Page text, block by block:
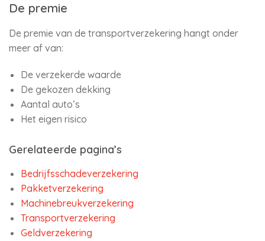
De premie
De premie van de transportverzekering hangt onder
meer af van:
De verzekerde waarde
De gekozen dekking
Aantal auto’s
Het eigen risico
Gerelateerde pagina’s
Bedrijfsschadeverzekering
Pakketverzekering
Machinebreukverzekering
Transportverzekering
Geldverzekering